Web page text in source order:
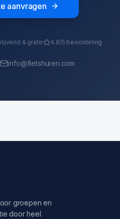
aanvragen
& gratis 4.8/5 beoordeling
info@fietshuren.com
groepen en
door heel